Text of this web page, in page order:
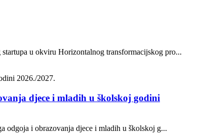
u okviru Horizontalnog transformacijskog pro...
djece i mladih u školskoj godini
odgoja i obrazovanja djece i mladih u školskoj g...